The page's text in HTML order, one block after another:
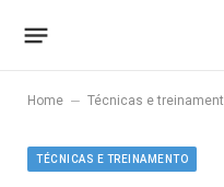
Home – Técnicas e
TÉCNICAS E TREINAMENTO